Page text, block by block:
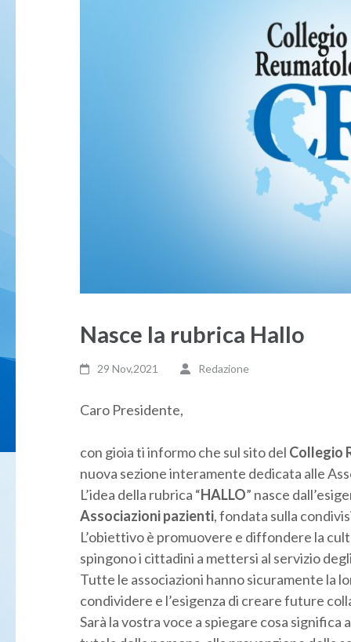
Nasce la rubrica Hallo
29 Nov,2021 Redazione
Caro Presidente,
con gioia ti informo che sul sito del Collegio
nuova sezione interamente dedicata alle
L’idea della rubrica “HALLO” nasce
Associazioni pazienti, fondata sulla
L’obiettivo è promuovere e diffondere la
spingono i cittadini a mettersi al servizio
Tutte le associazioni hanno sicuramente la
condividere e l’esigenza di creare future
Sarà la vostra voce a spiegare cosa significa